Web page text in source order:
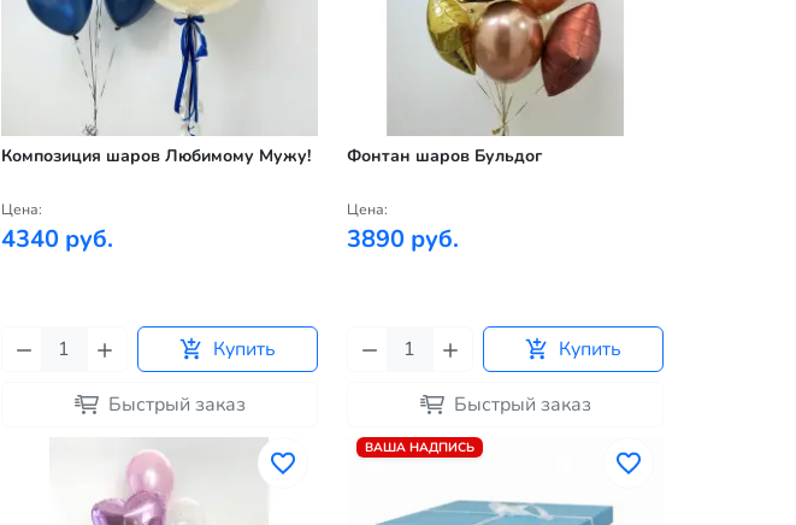
Композиция шаров Любимому Мужу!
Цена:
4340 руб.
Купить
Быстрый заказ
Фонтан шаров Бульдог
Цена:
3890 руб.
Купить
Быстрый заказ
ВАША НАДПИСЬ